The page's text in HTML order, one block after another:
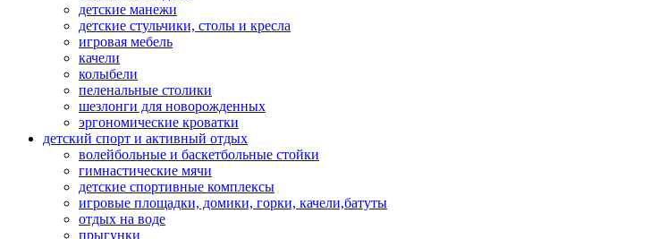
детские манежи
детские стульчики, столы и кресла
игровая мебель
качели
колыбели
пеленальные столики
шезлонги для новорожденных
эргономические кроватки
детский спорт и активный отдых
волейбольные и баскетбольные стойки
гимнастические мячи
детские спортивные комплексы
игровые площадки, домики, горки, качели,батуты
отдых на воде
прыгунки